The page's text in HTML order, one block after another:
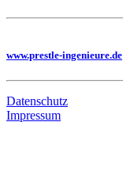
www.prestle-ingenieure.de
Datenschutz
Impressum